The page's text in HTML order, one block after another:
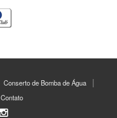
Conserto de Bomba de Água
Contato